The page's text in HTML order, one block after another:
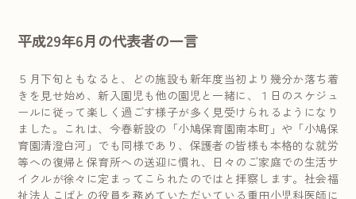
平成29年6月の代表者の一言
５月下旬ともなると、どの施設も新年度当初より幾分か落ち着
きを見せ始め、新入園児も他の園児と一緒に、１日のスケジュ
ールに従って楽しく過ごす様子が多く見受けられるようになり
ました。これは、今春新設の「小鳩保育園南本町」や「小鳩保
育園清澄白河」でも同様であり、保護者の皆様も本格的な就労
等への復帰と保育所への送迎に慣れ、日々のご家庭での生活サ
イクルが徐々に定まってこられたのではと拝察します。社会福
祉法人こばとの役員を務めていただいている重田小児科医師に